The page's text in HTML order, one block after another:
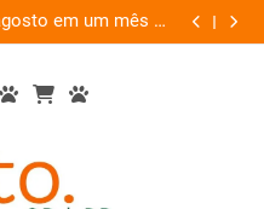
em um mês de
diversão e conexão
“Led